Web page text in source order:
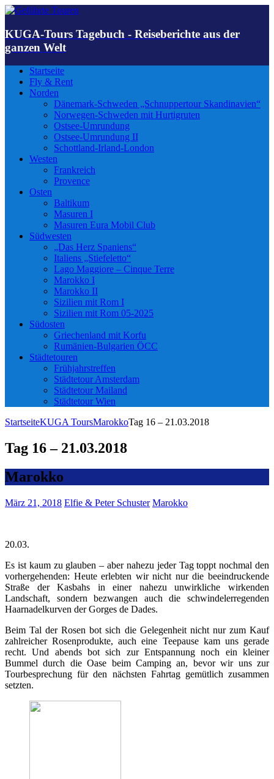
KUGA-Tours Tagebuch - Reiseberichte aus der
ganzen Welt
Startseite
Fly & Rent
Norden
Dänemark-Schweden „Schnuppertour Skandinavien“
Norwegen-Schweden mit Hurtigruten
Ostsee-Umrundung
Ostsee-Umrundung II
Schottland-Irland-London
Westen
Frankreich
Provence
Osten
Baltikum
Masuren I
Masuren Eura Mobil Club
Südwesten
„Das Herz Spaniens“
Italiens „Stiefeletto“
Lago Maggiore – Cinque Terre
Marokko I
Marokko II
Sizilien mit Rom I
Sizilien mit Rom 05-2025
Südosten
Griechenland mit Korfu
Rumänien-Bulgarien ÖCC
Städtetouren
Frühjahrstreffen
Städtetour Amsterdam
Städtetour Mailand
Städtetour Wien
StartseiteKUGA ToursMarokkoTag 16 – 21.03.2018
Tag 16 – 21.03.2018
Marokko
März 21, 2018 Elfie & Peter Schuster Marokko
20.03.
Es ist kaum zu glauben – aber nahezu jeder Tag toppt nochmal den
vorhergehenden: Heute erlebten wir nicht nur die beeindruckende
Straße der Kasbahs in einer nahezu unwirkliche wirkenden
Landschaft, sondern bezwangen auch die schwindelerregenden
Haarnadelkurven der Gorges de Dades.
Beim Tal der Rosen bot sich die Gelegenheit nicht nur zum Kauf
zahlreicher Rosenprodukte, auch eine Teepause kam uns gerade
recht. Und abends bot sich zur Entspannung noch ein kleiner
Bummel durch die Oase beim Camping an, bevor wir uns zur
Tourbesprechung für den nächsten Fahrtag gemütlich zusammen
setzten.